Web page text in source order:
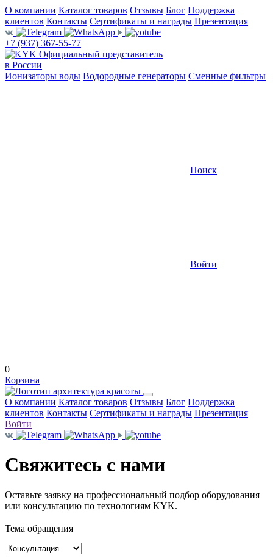
О компании Каталог товаров Отзывы Блог Поддержка
клиентов Контакты Сертификаты и награды Презентация
+7 (937) 367-55-77
Официальный представитель
в России
Ионизаторы воды Водородные генераторы Сменные фильтры
Поиск
Войти
0
Корзина
О компании Каталог товаров Отзывы Блог Поддержка
клиентов Контакты Сертификаты и награды Презентация
Войти
Свяжитесь с нами
Оставьте заявку на профессиональный подбор оборудования
или консультацию по технологиям KYK.
Тема обращения